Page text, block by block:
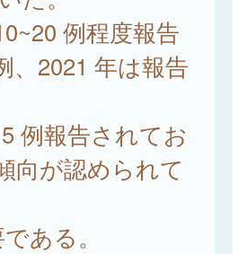
例程度報告
、2021 年は報告
例報告されてお
向が認められて
ある。